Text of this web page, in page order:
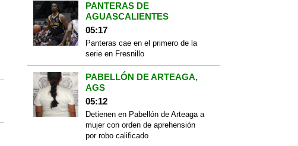
PANTERAS DE
AGUASCALIENTES
05:17
Panteras cae en el primero de la
serie en Fresnillo
PABELLÓN DE ARTEAGA,
AGS
05:12
Detienen en Pabellón de Arteaga a
mujer con orden de aprehensión
por robo calificado